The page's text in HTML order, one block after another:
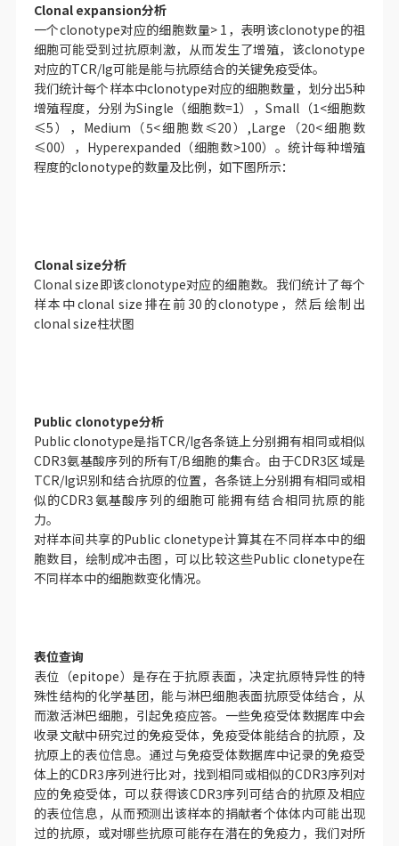
Clonal expansion分析
一个clonotype对应的细胞数量> 1，表明该clonotype的祖
细胞可能受到过抗原刺激，从而发生了增殖，该clonotype
对应的TCR/Ig可能是能与抗原结合的关键免疫受体。
我们统计每个样本中clonotype对应的细胞数量，划分出5种
增殖程度，分别为Single（细胞数=1），Small（1<细胞数
≤5），Medium（5<细胞数≤20）,Large（20<细胞数
≤00），Hyperexpanded（细胞数>100）。统计每种增殖
程度的clonotype的数量及比例，如下图所示：
Clonal size分析
Clonal size即该clonotype对应的细胞数。我们统计了每个
样本中clonal size排在前30的clonotype，然后绘制出
clonal size柱状图
Public clonotype分析
Public clonotype是指TCR/Ig各条链上分别拥有相同或相似
CDR3氨基酸序列的所有T/B细胞的集合。由于CDR3区域是
TCR/Ig识别和结合抗原的位置，各条链上分别拥有相同或相
似的CDR3氨基酸序列的细胞可能拥有结合相同抗原的能
力。
对样本间共享的Public clonetype计算其在不同样本中的细
胞数目，绘制成冲击图，可以比较这些Public clonetype在
不同样本中的细胞数变化情况。
表位查询
表位（epitope）是存在于抗原表面，决定抗原特异性的特
殊性结构的化学基团，能与淋巴细胞表面抗原受体结合，从
而激活淋巴细胞，引起免疫应答。一些免疫受体数据库中会
收录文献中研究过的免疫受体，免疫受体能结合的抗原，及
抗原上的表位信息。通过与免疫受体数据库中记录的免疫受
体上的CDR3序列进行比对，找到相同或相似的CDR3序列对
应的免疫受体，可以获得该CDR3序列可结合的抗原及相应
的表位信息，从而预测出该样本的捐献者个体体内可能出现
过的抗原，或对哪些抗原可能存在潜在的免疫力，我们对所